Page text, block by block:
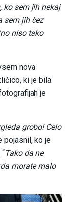
ko sem jih nekaj
sem jih čez
niso tako
nova
ki je bila
je
grobo! Celo
pojasnil, ko je
Tako da ne
morate malo